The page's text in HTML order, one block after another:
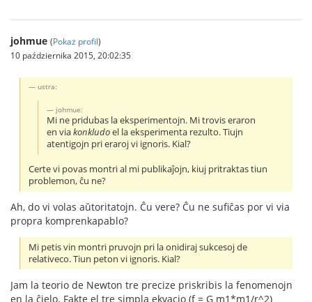
johmue (Pokaż profil)
10 października 2015, 20:02:35
ustra:
johmue:
Mi ne pridubas la eksperimentojn. Mi trovis eraron
en viakonkludoel la eksperimenta rezulto. Tiujn
atentigojn pri eraroj vi ignoris. Kial?
Certe vi povas montri al mi publikaĵojn, kiuj pritraktas tiun
problemon, ĉu ne?
Ah, do vi volas aŭtoritatojn. Ĉu vere? Ĉu ne sufiĉas por vi via
propra komprenkapablo?
Mi petis vin montri pruvojn pri la onidiraj sukcesoj de
relativeco. Tiun peton vi ignoris. Kial?
Jam la teorio de Newton tre precize priskribis la fenomenojn
en la ĉielo. Fakte el tre simpla ekvacio (f = G m1*m1/r^2)